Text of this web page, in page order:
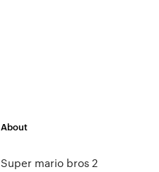
About
Super mario bros 2